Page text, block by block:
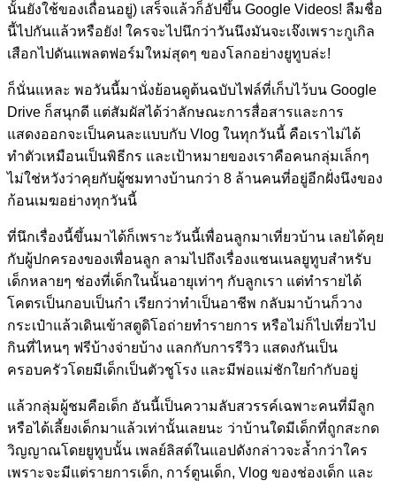
นั้นยังใช้ของเถื่อนอยู่) เสร็จแล้วก็อัปขึ้น Google Videos! ลืมชื่อ
นี้ไปกันแล้วหรือยัง! ใครจะไปนึกว่าวันนึงมันจะเจ๊งเพราะกูเกิล
เสือกไปดันแพลตฟอร์มใหม่สุดๆ ของโลกอย่างยูทูบล่ะ!
ก็นั่นแหละ พอวันนี้มานั่งย้อนดูต้นฉบับไฟล์ที่เก็บไว้บน Google
Drive ก็สนุกดี แต่สัมผัสได้ว่าลักษณะการสื่อสารและการ
แสดงออกจะเป็นคนละแบบกับ Vlog ในทุกวันนี้ คือเราไม่ได้
ทำตัวเหมือนเป็นพิธีกร และเป้าหมายของเราคือคนกลุ่มเล็กๆ
ไม่ใช่หวังว่าคุยกับผู้ชมทางบ้านกว่า 8 ล้านคนที่อยู่อีกฝั่งนึงของ
ก้อนเมฆอย่างทุกวันนี้
ที่นึกเรื่องนี้ขึ้นมาได้ก็เพราะวันนี้เพื่อนลูกมาเที่ยวบ้าน เลยได้คุย
กับผู้ปกครองของเพื่อนลูก ลามไปถึงเรื่องแชนเนลยูทูบสำหรับ
เด็กหลายๆ ช่องที่เด็กในนั้นอายุเท่าๆ กับลูกเรา แต่ทำรายได้
โคตรเป็นกอบเป็นกำ เรียกว่าทำเป็นอาชีพ กลับมาบ้านก็วาง
กระเป๋าแล้วเดินเข้าสตูดิโอถ่ายทำรายการ หรือไม่ก็ไปเที่ยวไป
กินที่ไหนๆ ฟรีบ้างจ่ายบ้าง แลกกับการรีวิว แสดงกันเป็น
ครอบครัวโดยมีเด็กเป็นตัวชูโรง และมีพ่อแม่ชักใยกำกับอยู่
แล้วกลุ่มผู้ชมคือเด็ก อันนี้เป็นความลับสวรรค์เฉพาะคนที่มีลูก
หรือได้เลี้ยงเด็กมาแล้วเท่านั้นเลยนะ ว่าบ้านใดมีเด็กที่ถูกสะกด
วิญญาณโดยยูทูบนั้น เพลย์ลิสต์ในแอปดังกล่าวจะล้ำกว่าใคร
เพราะจะมีแต่รายการเด็ก, การ์ตูนเด็ก, Vlog ของช่องเด็ก และ